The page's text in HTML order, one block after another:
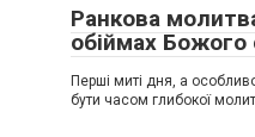
Ранкова
обіймах Божого
Перші миті дня, а
бути часом глибокої